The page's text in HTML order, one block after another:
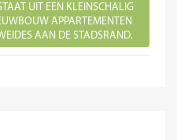
UIT EEN KLEINSCHALIG
APPARTEMENTEN
AAN DE STADSRAND.